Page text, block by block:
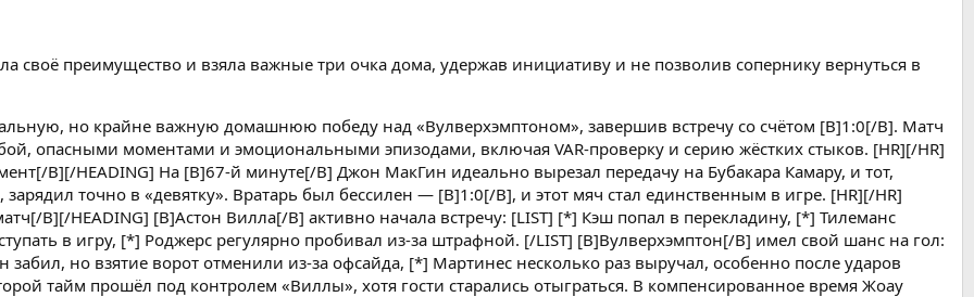
своё преимущество и взяла важные три очка дома, удержав инициативу и не позволив сопернику вернуться в
но крайне важную домашнюю победу над «Вулверхэмптоном», завершив встречу со счётом [B]1:0[/B]. Матч
опасными моментами и эмоциональными эпизодами, включая VAR-проверку и серию жёстких стыков. [HR][/HR]
B][/HEADING] На [B]67-й минуте[/B] Джон МакГин идеально вырезал передачу на Бубакара Камару, и тот,
точно в «девятку». Вратарь был бессилен — [B]1:0[/B], и этот мяч стал единственным в игре. [HR][/HR]
B][/HEADING] [B]Астон Вилла[/B] активно начала встречу: [LIST] [*] Кэш попал в перекладину, [*] Тилеманс
в игру, [*] Роджерс регулярно пробивал из-за штрафной. [/LIST] [B]Вулверхэмптон[/B] имел свой шанс на гол:
забил, но взятие ворот отменили из-за офсайда, [*] Мартинес несколько раз выручал, особенно после ударов
тайм прошёл под контролем «Виллы», хотя гости старались отыграться. В компенсированное время Жоау